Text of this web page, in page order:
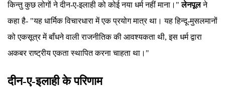
किन्तु कुछ लोगों ने दीन-ए-इलाही को कोई नया धर्म नहीं माना।"लेनपूलने
कहा है- "यह धार्मिक विचारधारा में एक प्रयोग मात्र था। यह हिन्दू-मुसलमानों
को एकसूत्र में बाँधने वाली राजनीतिक की आवश्यकता थी, इस धर्म द्वारा
अकबर राष्ट्रीय एकता स्थापित करना चाहता था।"
दीन-ए-इलाही के परिणाम